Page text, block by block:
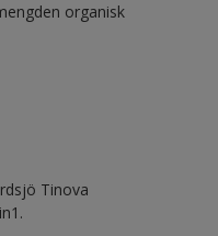
organisk
Tinova